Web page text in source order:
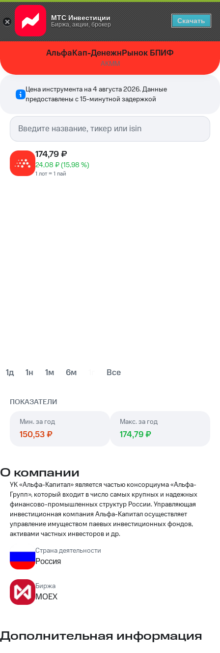
МТС Инвестиции
Биржа, акции, брокер Скачать
АльфаКап-ДенежнРынок БПИФ
AKMM
Цена инструмента на4 августа 2026. Данные
предоставлены с 15-минутной задержкой
174,79 ₽
24,08 ₽(15,98 %)
1 лот = 1 пай
1д 1н 1м 6м Все
ПОКАЗАТЕЛИ
год
150,53 ₽
год
174,79 ₽
О компании
УК «Альфа-Капитал» является частью консорциума «Альфа-
Групп», который входит в число самых крупных и надежных
финансово-промышленных структур России. Управляющая
инвестиционная компания Альфа-Капитал осуществляет
управление имуществом паевых инвестиционных фондов,
активами частных инвесторов и др.
Страна деятельности
Россия
Биржа
MOEX
Дополнительная информация